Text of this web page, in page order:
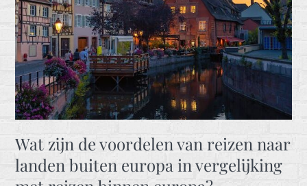
Wat zijn de voordelen van reizen naar
landen buiten europa in vergelijking